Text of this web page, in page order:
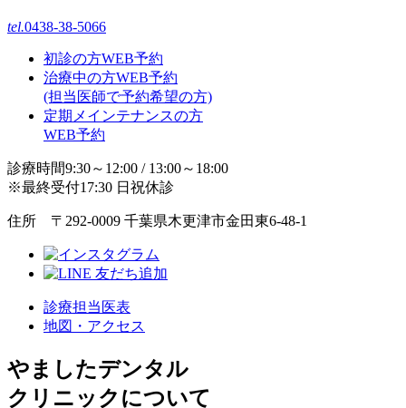
tel.0438-38-5066
初診の方WEB予約
治療中の方WEB予約
(担当医師で予約希望の方)
定期メインテナンスの方
WEB予約
診療時間9:30～12:00 / 13:00～18:00
※最終受付17:30 日祝休診
住所 〒292-0009 千葉県木更津市金田東6-48-1
診療担当医表
地図・アクセス
やましたデンタル
クリニックについて